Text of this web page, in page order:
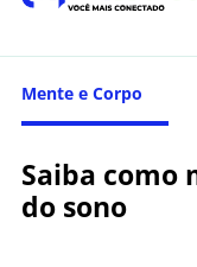
Mente e Corpo
Saiba como
do sono